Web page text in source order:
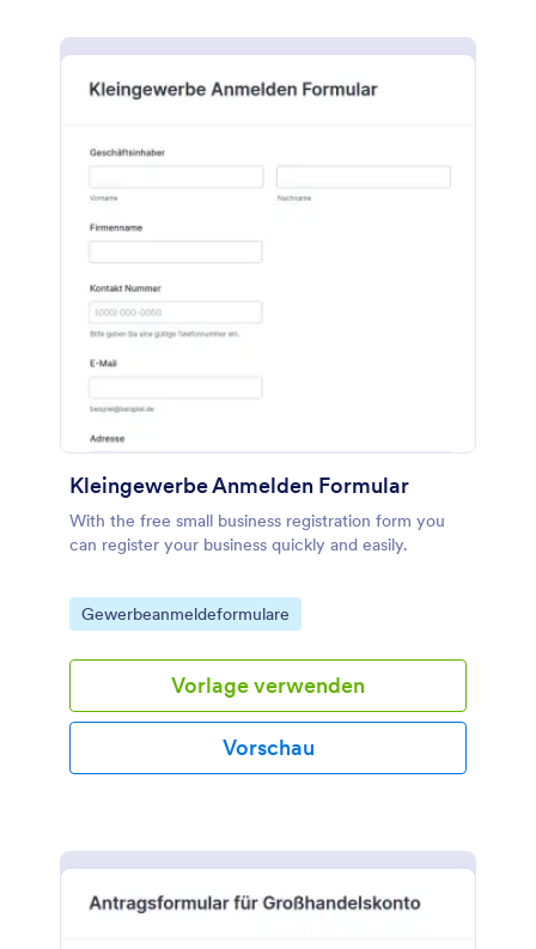
Kleingewerbe Anmelden Formular
With the free small business registration form you
can register your business quickly and easily.
Go to Category:
Gewerbeanmeldeformulare
Vorlage verwenden
Vorschau